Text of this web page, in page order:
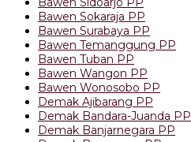
Bawen Sokaraja PP
Bawen Surabaya PP
Bawen Temanggung PP
Bawen Tuban PP
Bawen Wangon PP
Bawen Wonosobo PP
Demak Ajibarang PP
Demak Bandara-Juanda PP
Demak Banjarnegara PP